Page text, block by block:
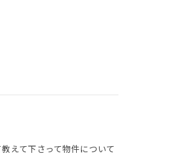
えて下さって物件について